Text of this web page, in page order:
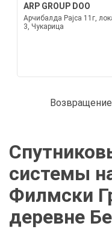
ARP GROUP DOO
Арчибалда Рајса 11г,
3, Чукарица
Возвращение
системы
Филмски
деревне